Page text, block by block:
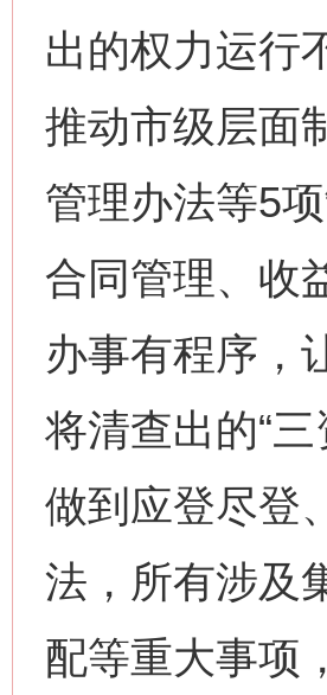
出的权力运行
推动市级层面
管理办法等5
合同管理、收
办事有程序，
将清查出的“
做到应登尽登
法，所有涉及
配等重大事项